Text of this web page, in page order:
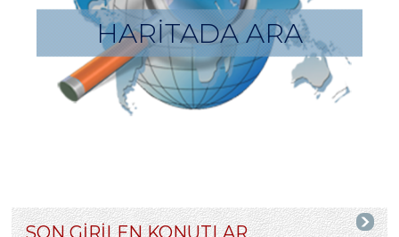
HARİTADA ARA
SON GİRİLEN KONUTLAR